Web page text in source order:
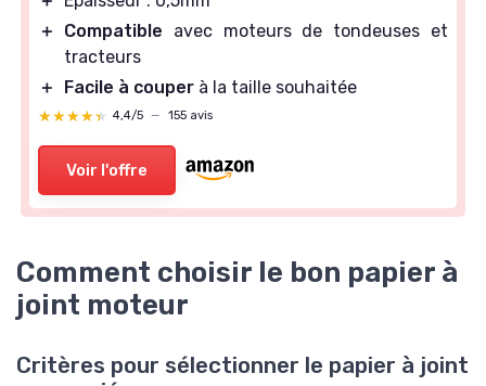
＋
Compatible avec moteurs de tondeuses et
tracteurs
＋
Facile à couper à la taille souhaitée
★★★★★
★★★★★ 4,4/5 — 155 avis
Voir l'offre
Comment choisir le bon papier à
joint moteur
Critères pour sélectionner le papier à joint